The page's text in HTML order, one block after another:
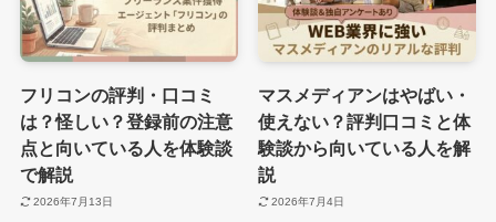
フリコンの評判・口コミ
は？怪しい？登録前の注意
点と向いている人を体験談
で解説
2026年7月13日
マスメディアンはやばい・
使えない？評判口コミと体
験談から向いている人を解
説
2026年7月4日